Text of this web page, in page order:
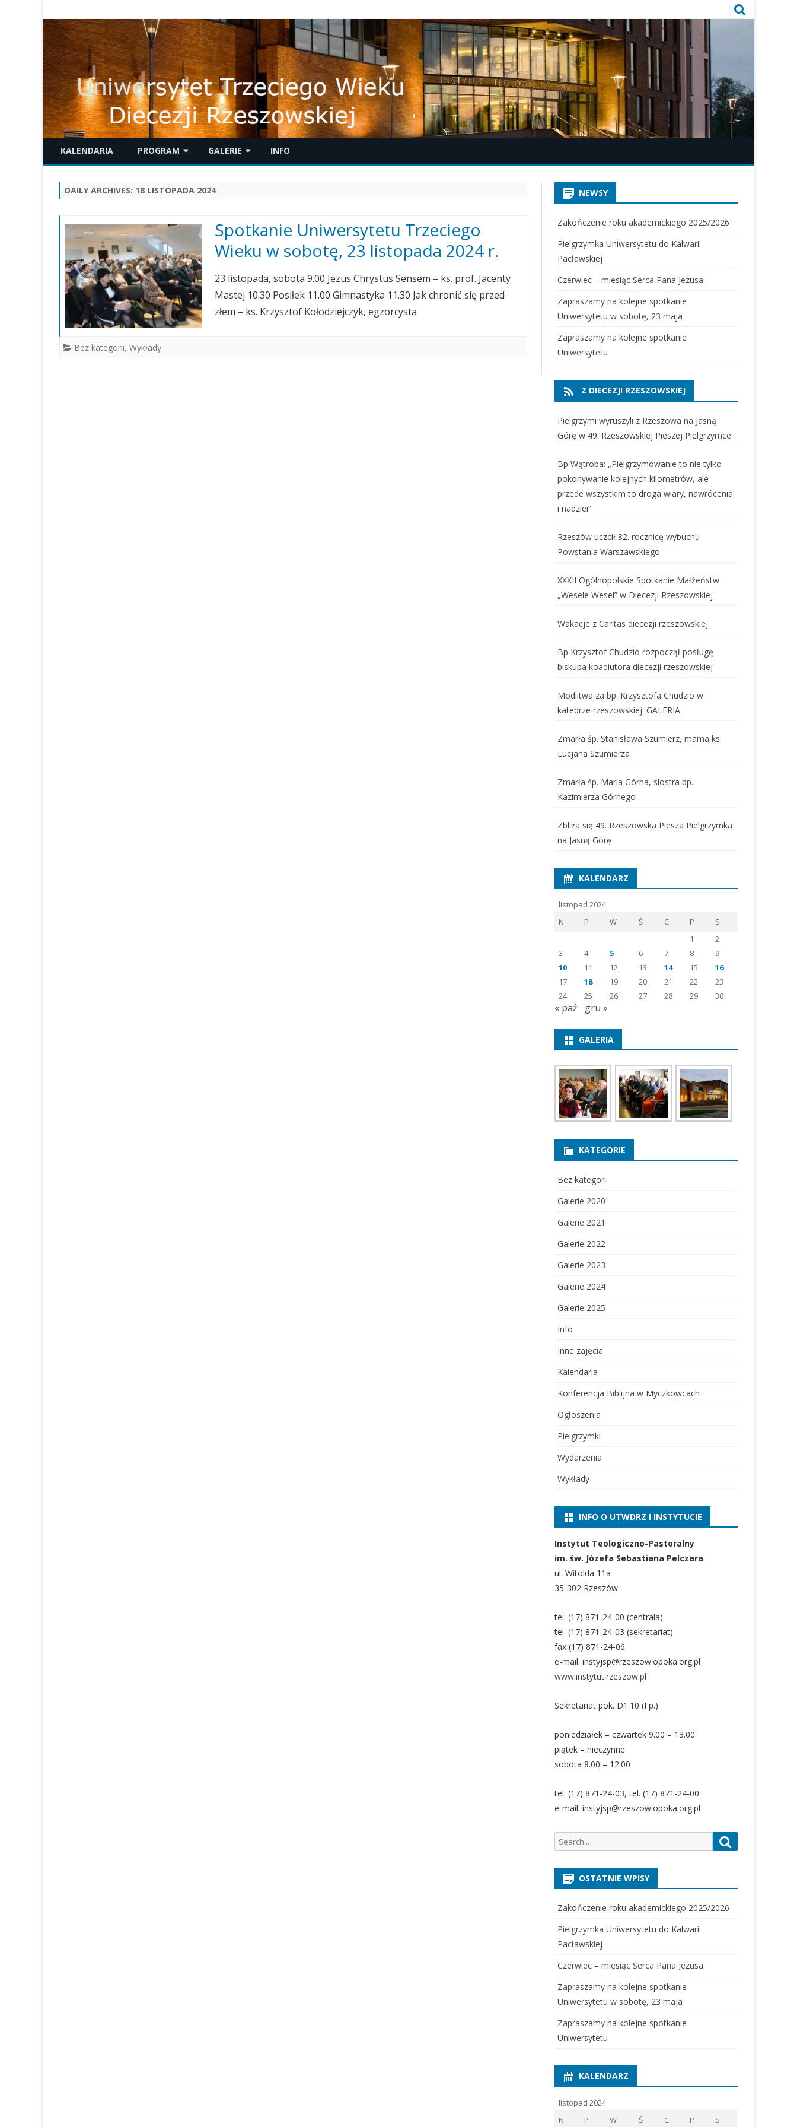
content
KALENDARIA PROGRAM
PIELGRZYMKI
INNE ZAJĘCIA
OGŁOSZENIA
GALERIE
GALERIE 2023
GALERIE 2022
GALERIE 2020
GALERIE RÓŻNE
INFO
DAILY ARCHIVES: 18 LISTOPADA 2024
Spotkanie Uniwersytetu Trzeciego
Wieku w sobotę, 23 listopada 2024 r.
23 listopada, sobota 9.00 Jezus Chrystus Sensem – ks. prof. Jacenty
Mastej 10.30 Posiłek 11.00 Gimnastyka 11.30 Jak chronić się przed
złem – ks. Krzysztof Kołodziejczyk, egzorcysta
Bez kategorii, Wykłady
NEWSY
Zakończenie roku akademickiego 2025/2026
Pielgrzymka Uniwersytetu do Kalwarii
Pacławskiej
Czerwiec – miesiąc Serca Pana Jezusa
Zapraszamy na kolejne spotkanie
Uniwersytetu w sobotę, 23 maja
Zapraszamy na kolejne spotkanie
Uniwersytetu
Z DIECEZJI RZESZOWSKIEJ
Pielgrzymi wyruszyli z Rzeszowa na Jasną
Górę w 49. Rzeszowskiej Pieszej Pielgrzymce
Bp Wątroba: „Pielgrzymowanie to nie tylko
pokonywanie kolejnych kilometrów, ale
przede wszystkim to droga wiary, nawrócenia
i nadziei”
Rzeszów uczcił 82. rocznicę wybuchu
Powstania Warszawskiego
XXXII Ogólnopolskie Spotkanie Małżeństw
„Wesele Wesel” w Diecezji Rzeszowskiej
Wakacje z Caritas diecezji rzeszowskiej
Bp Krzysztof Chudzio rozpoczął posługę
biskupa koadiutora diecezji rzeszowskiej
Modlitwa za bp. Krzysztofa Chudzio w
katedrze rzeszowskiej. GALERIA
Zmarła śp. Stanisława Szumierz, mama ks.
Lucjana Szumierza
Zmarła śp. Maria Górna, siostra bp.
Kazimierza Górnego
Zbliża się 49. Rzeszowska Piesza Pielgrzymka
na Jasną Górę
KALENDARZ
listopad 2024
N
P W Ś C P
S
1
2
3
4 5 6 7 8
9
10
11 12 13 14 15
16
17
18 19 20 21 22
23
24
25 26 27 28 29 30
« paź gru »
GALERIA
KATEGORIE
Bez kategorii
Galerie 2020
Galerie 2021
Galerie 2022
Galerie 2023
Galerie 2024
Galerie 2025
Info
Inne zajęcia
Kalendaria
Konferencja Biblijna w Myczkowcach
Ogłoszenia
Pielgrzymki
Wydarzenia
Wykłady
INFO O UTWDRZ I INSTYTUCIE
Instytut Teologiczno-Pastoralny
im. św. Józefa Sebastiana Pelczara
ul. Witolda 11a
35-302 Rzeszów
tel. (17) 871-24-00 (centrala)
tel. (17) 871-24-03 (sekretariat)
fax (17) 871-24-06
e-mail: instyjsp@rzeszow.opoka.org.pl
www.instytut.rzeszow.pl
Sekretariat pok. D1.10 (I p.)
poniedziałek – czwartek 9.00 – 13.00
piątek – nieczynne
sobota 8.00 – 12.00
tel. (17) 871-24-03, tel. (17) 871-24-00
e-mail: instyjsp@rzeszow.opoka.org.pl
Search
for:
OSTATNIE WPISY
Zakończenie roku akademickiego 2025/2026
Pielgrzymka Uniwersytetu do Kalwarii
Pacławskiej
Czerwiec – miesiąc Serca Pana Jezusa
Zapraszamy na kolejne spotkanie
Uniwersytetu w sobotę, 23 maja
Zapraszamy na kolejne spotkanie
Uniwersytetu
KALENDARZ
listopad 2024
N
P W Ś C P S